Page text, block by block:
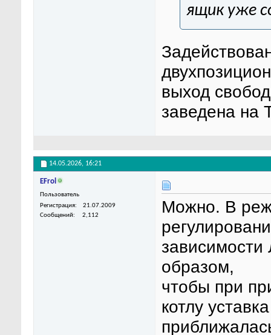
ящик уже
выход
заведена на
14.05.2026, 16:21
EFrol
Пользователь
Регистрация
21.07.2009
Сообщений
2,112
Можно. В
зависимости
образом,
чтобы при
котлу